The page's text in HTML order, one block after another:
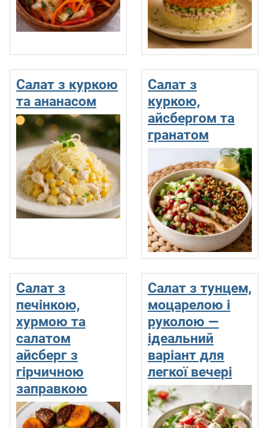
Салат з куркою
та ананасом
Салат з
куркою,
айсбергом та
гранатом
Салат з
печінкою,
хурмою та
салатом
айсберг з
гірчичною
заправкою
Салат з тунцем,
моцарелою і
руколою —
ідеальний
варіант для
легкої вечері